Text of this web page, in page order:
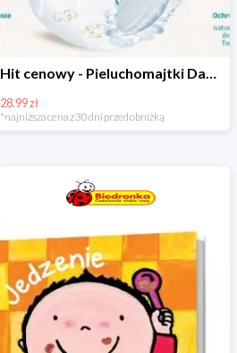
Hit cenowy - Pieluchomajtki Dada Pants
28.99 zł
*najniższa cena z 30 dni przed obniżką